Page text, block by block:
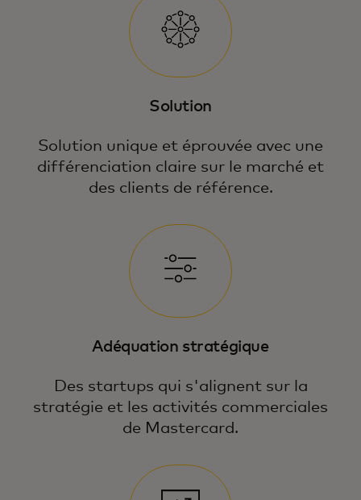
Solution
Solution unique et éprouvée avec une
différenciation claire sur le marché et
des clients de référence.
Adéquation stratégique
Des startups qui s'alignent sur la
stratégie et les activités commerciales
de Mastercard.